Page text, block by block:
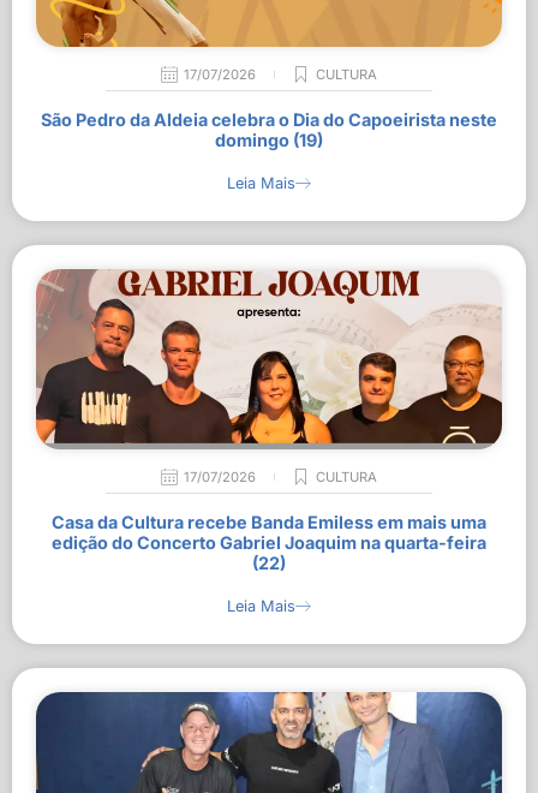
17/07/2026 CULTURA
São Pedro da Aldeia celebra o Dia do Capoeirista neste
domingo (19)
Leia Mais
17/07/2026 CULTURA
Casa da Cultura recebe Banda Emiless em mais uma
edição do Concerto Gabriel Joaquim na quarta-feira
(22)
Leia Mais